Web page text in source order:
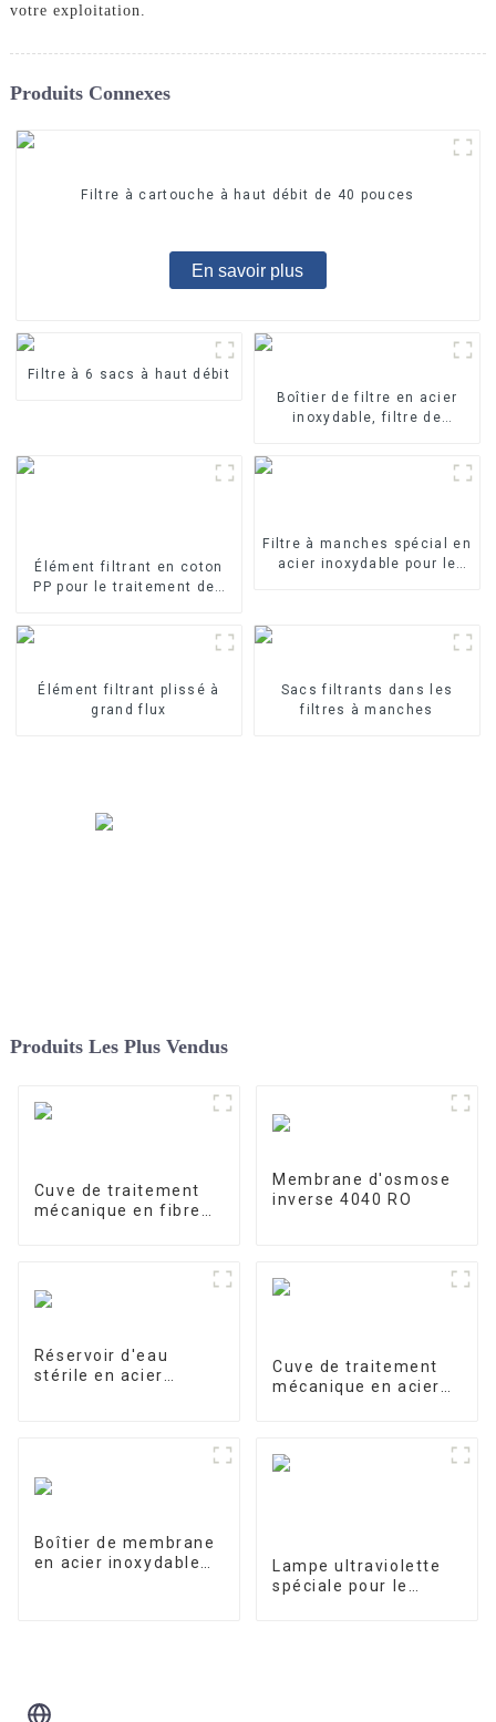
votre exploitation.
Produits Connexes
Filtre à cartouche à haut débit de 40 pouces
En savoir plus
Filtre à 6 sacs à haut débit
Boîtier de filtre en acier
inoxydable, filtre de
Élément filtrant en coton
PP pour le traitement des
filtrant en PP fondu-soufflé
Filtre à manches spécial en
acier inoxydable pour le
Élément filtrant plissé à
grand flux
Sacs filtrants dans les
filtres à manches
Produits Les Plus Vendus
Cuve de traitement
mécanique en fibre
Membrane d'osmose
inverse 4040 RO
Réservoir d'eau
stérile en acier
Cuve de traitement
mécanique en acier
Boîtier de membrane
en acier inoxydable
Lampe ultraviolette
spéciale pour le